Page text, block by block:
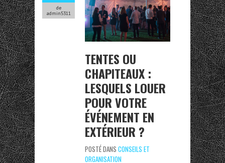
de
admin5311
TENTES OU
CHAPITEAUX :
LESQUELS LOUER
POUR VOTRE
ÉVÉNEMENT EN
EXTÉRIEUR ?
POSTÉ DANS CONSEILS ET
ORGANISATION